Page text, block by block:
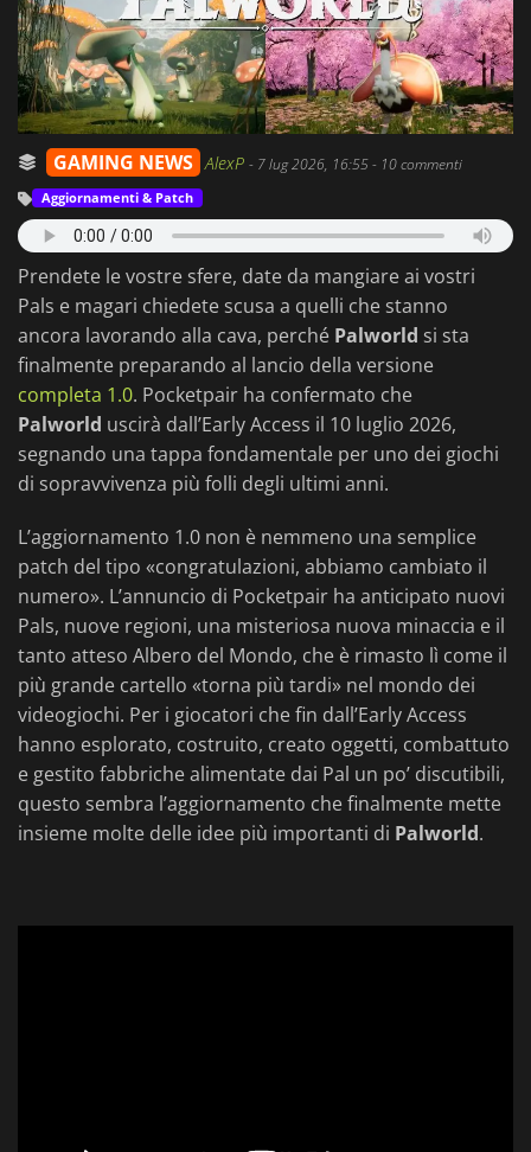
GAMING NEWS AlexP - 7 lug 2026, 16:55- 10 commenti
Aggiornamenti & Patch
Prendete le vostre sfere, date da mangiare ai vostri
Pals e magari chiedete scusa a quelli che stanno
ancora lavorando alla cava, perché Palworld si sta
finalmente preparando al lancio della versione
completa 1.0. Pocketpair ha confermato che
Palworld uscirà dall’Early Access il 10 luglio 2026,
segnando una tappa fondamentale per uno dei giochi
di sopravvivenza più folli degli ultimi anni.
L’aggiornamento 1.0 non è nemmeno una semplice
patch del tipo «congratulazioni, abbiamo cambiato il
numero». L’annuncio di Pocketpair ha anticipato nuovi
Pals, nuove regioni, una misteriosa nuova minaccia e il
tanto atteso Albero del Mondo, che è rimasto lì come il
più grande cartello «torna più tardi» nel mondo dei
videogiochi. Per i giocatori che fin dall’Early Access
hanno esplorato, costruito, creato oggetti, combattuto
e gestito fabbriche alimentate dai Pal un po’ discutibili,
questo sembra l’aggiornamento che finalmente mette
insieme molte delle idee più importanti di Palworld.